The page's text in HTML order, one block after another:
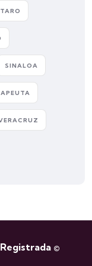
SINALOA
©